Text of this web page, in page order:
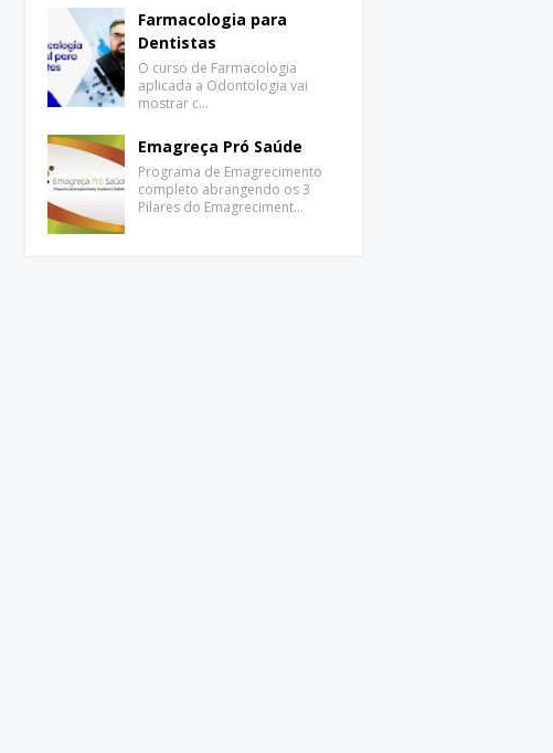
Farmacologia para
Dentistas
O curso de Farmacologia
aplicada a Odontologia vai
mostrar c…
Emagreça Pró Saúde
Programa de Emagrecimento
completo abrangendo os 3
Pilares do Emagreciment…